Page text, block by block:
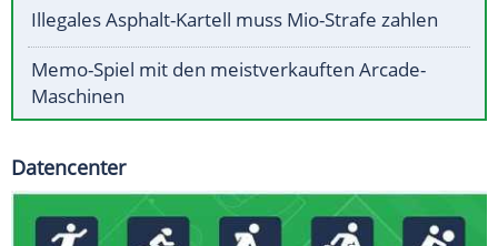
Illegales Asphalt-Kartell muss Mio-Strafe zahlen
Memo-Spiel mit den meistverkauften Arcade-
Maschinen
Datencenter